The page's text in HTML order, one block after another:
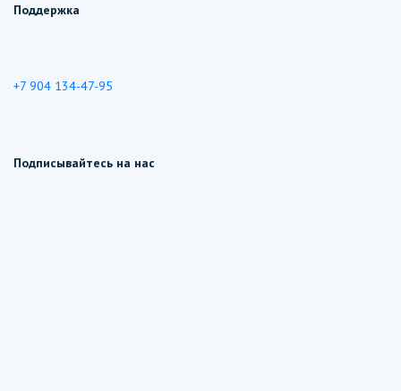
Поддержка
+7 904 134-47-95
Подписывайтесь на нас